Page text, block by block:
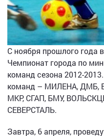
С ноября прошлого года
Чемпионат города по
команд сезона 2012-
команд – МИЛЕНА, ДМБ,
МКР, СГАП, БМУ,
СЕВЕРСТАЛЬ.
Завтра, 6 апреля,